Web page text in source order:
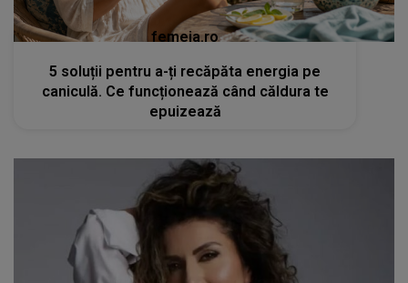
femeia.ro
5 soluții pentru a-ți recăpăta energia pe
caniculă. Ce funcționează când căldura te
epuizează